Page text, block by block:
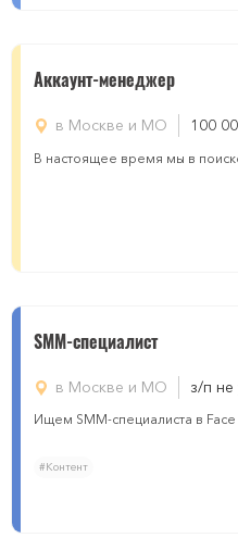
Аккаунт-менеджер
в Москве и МО 100
В настоящее время мы в
SMM-специалист
в Москве и МО з/п не
Ищем SMM-специалиста в
#Контент